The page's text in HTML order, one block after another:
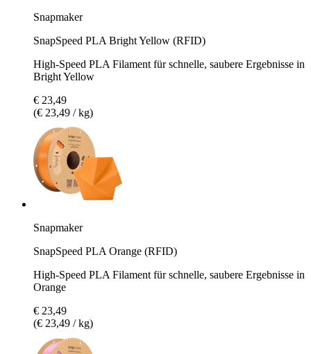
Snapmaker
SnapSpeed PLA Bright Yellow (RFID)
High-Speed PLA Filament für schnelle, saubere Ergebnisse in
Bright Yellow
€ 23,49
(€ 23,49 / kg)
Snapmaker
SnapSpeed PLA Orange (RFID)
High-Speed PLA Filament für schnelle, saubere Ergebnisse in
Orange
€ 23,49
(€ 23,49 / kg)